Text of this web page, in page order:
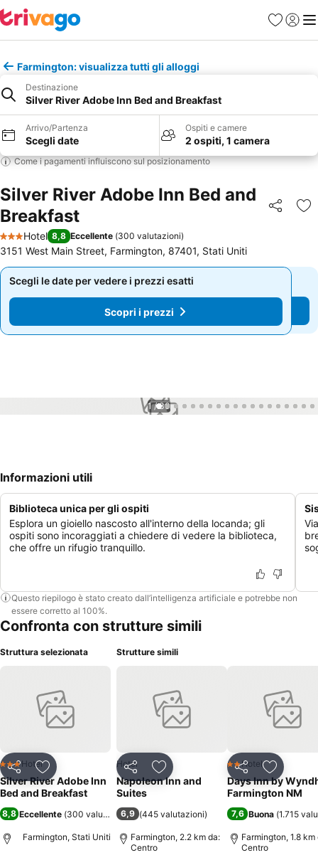
PreferitiAccedi
Farmington: visualizza tutti gli alloggi
Destinazione
Silver River Adobe Inn Bed and Breakfast
Arrivo/Partenza
Scegli date
Ospiti e camere
2 ospiti, 1 camera
Come i pagamenti influiscono sul posizionamento
Silver River Adobe Inn Bed and
Breakfast
Condividi
3 Stelle
Hotel 8,8 Eccellente (300 valutazioni)
3151 West Main Street, Farmington, 87401, Stati Uniti
Scegli le date per vedere i prezzi esatti
Scopri i prezzi
Scegli le date per vedere i prezzi esatti
Scopri i prezzi
1 / 30
Informazioni utili
Biblioteca unica per gli ospiti
Esplora un gioiello nascosto all'interno della locanda; gli
ospiti sono incoraggiati a chiedere di vedere la biblioteca,
che offre un rifugio tranquillo.
Questo riepilogo è stato creato dall’intelligenza artificiale e potrebbe non
essere corretto al 100%.
Confronta con strutture simili
Struttura selezionata
CondividiAggiungi ai preferiti
3 StelleHotel
Silver River Adobe Inn
Bed and Breakfast
8,8 Eccellente (300 valutazioni)
Farmington, Stati Uniti
Strutture simili
CondividiAggiungi ai preferiti
Hotel
Napoleon Inn and
Suites
6,9 (445 valutazioni)
Farmington, 2.2 km da:
Centro
Condividi
2 Stelle
Hotel
Days Inn by
Farmington NM
7,6 Buona (1.715
Farmington, 1.8 km
Centro